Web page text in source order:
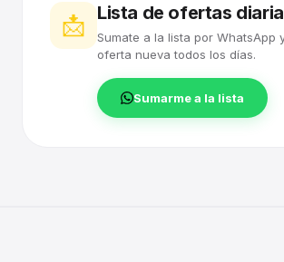
📩 Lista de ofertas
Sumate a la lista por WhatsApp
oferta nueva todos los días.
Sumarme a la lista